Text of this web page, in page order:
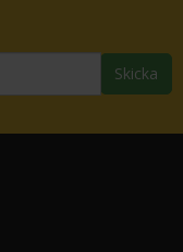
Skicka